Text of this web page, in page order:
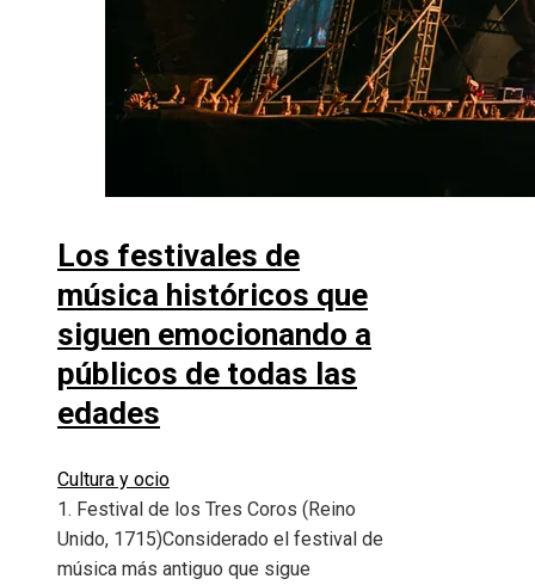
Los festivales de
música históricos que
siguen emocionando a
públicos de todas las
edades
Cultura y ocio
1. Festival de los Tres Coros (Reino
Unido, 1715)Considerado el festival de
música más antiguo que sigue